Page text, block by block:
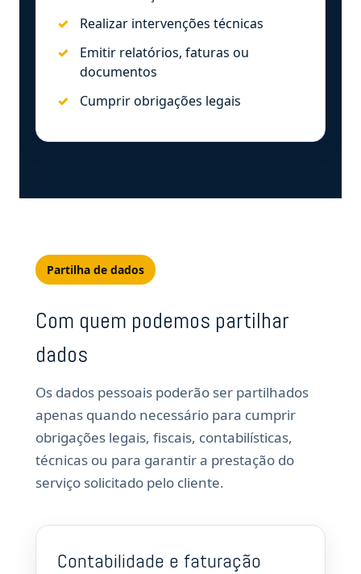
Realizar intervenções técnicas
Emitir relatórios, faturas ou
documentos
Cumprir obrigações legais
Partilha de dados
Com quem podemos partilhar
dados
Os dados pessoais poderão ser partilhados
apenas quando necessário para cumprir
obrigações legais, fiscais, contabilísticas,
técnicas ou para garantir a prestação do
serviço solicitado pelo cliente.
Contabilidade e faturação